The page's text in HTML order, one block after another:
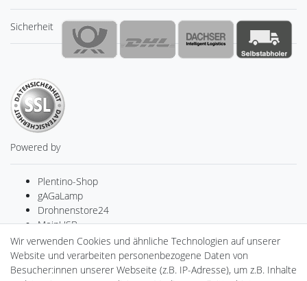
Sicherheit
Powered by
Plentino-Shop
gAGaLamp
Drohnenstore24
MeinUSB
Batteriespeicher
PlentiSolar
LED-RETROSHOP
Wir verwenden Cookies und ähnliche Technologien auf unserer
Website und verarbeiten personenbezogene Daten von
Besucher:innen unserer Webseite (z.B. IP-Adresse), um z.B. Inhalte